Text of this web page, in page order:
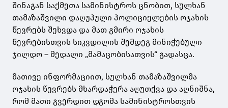
შინაგან საქმეთა სამინისტროს ცნობით, სულხან
თამაზაშვილი დაღუპული პოლიციელების ოჯახის
წევრებს შეხვდა და მათ გმირი ოჯახის
წევრებისთვის სიკვდილის შემდეგ მინიჭებული
ჯილდო – მედალი „მამაცობისათვის“ გადასცა.
მათივე ინფორმაციით, სულხან თამაზაშვილმა
ოჯახის წევრებს მხარდაჭერა აღუთქვა და აღნიშნა,
რომ მათი გვერდით დგომა სამინისტროსთვის